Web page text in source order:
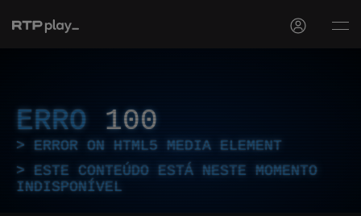
ERRO 100
ERROR ON HTML5 MEDIA ELEMENT
ESTE CONTEÚDO ESTÁ NESTE MOMENTO
INDISPONÍVEL